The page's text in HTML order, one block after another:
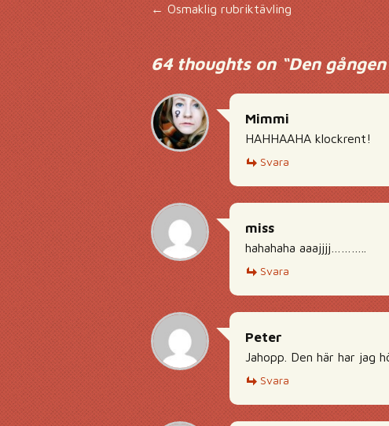
Inläggsnavigering
← Osmaklig rubriktävling
64 thoughts on “Den
Mimmi
HAHHAAHA klockrent!
Svara
miss
hahahaha aaajjjj………..
Svara
Peter
Jahopp. Den här har jag
Svara